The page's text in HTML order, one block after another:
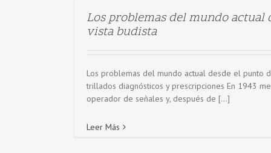
Los problemas del mundo actual
vista budista
Los problemas del mundo actual desde el punto
trillados diagnósticos y prescripciones En 1943
operador de señales y, después de [...]
Leer Más